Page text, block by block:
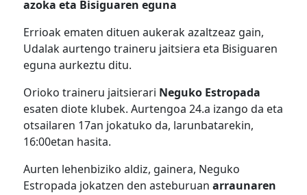
azoka eta Bisiguaren eguna
Errioak ematen dituen aukerak azaltzeaz gain,
Udalak aurtengo traineru jaitsiera eta Bisiguaren
eguna aurkeztu ditu.
Orioko traineru jaitsierari Neguko Estropada
esaten diote klubek. Aurtengoa 24.a izango da eta
otsailaren 17an jokatuko da, larunbatarekin,
16:00etan hasita.
Aurten lehenbiziko aldiz, gainera, Neguko
Estropada jokatzen den asteburuanarraunaren